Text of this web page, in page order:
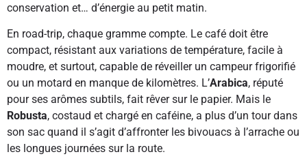
conservation et… d’énergie au petit matin.
En road-trip, chaque gramme compte. Le café doit être
compact, résistant aux variations de température, facile à
moudre, et surtout, capable de réveiller un campeur frigorifié
ou un motard en manque de kilomètres. L’Arabica, réputé
pour ses arômes subtils, fait rêver sur le papier. Mais le
Robusta, costaud et chargé en caféine, a plus d’un tour dans
son sac quand il s’agit d’affronter les bivouacs à l’arrache ou
les longues journées sur la route.